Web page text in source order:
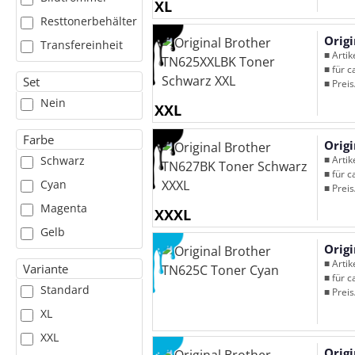
Resttonerbehälter
Transfereinheit
Set
Nein
Farbe
Schwarz
Cyan
Magenta
Gelb
Variante
Standard
XL
XXL
XL
XXL
■
■ für
■
XXXL
■
■ für
■
■
■ für
■